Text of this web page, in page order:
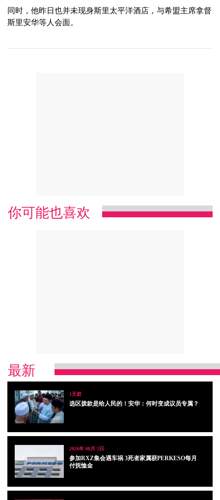
同时，他昨日也并未现身斯里太平洋酒店，与希盟主席拿督
斯里安华等人会面。
你可能也喜欢
最新
1天前
选区拨款是给人民的！安华：何时变成议员专属？
2026年 08月 5日
参加RXZ集会遇车祸 3死者家属获PERKESO每月
付抚恤金